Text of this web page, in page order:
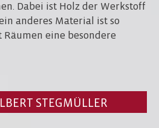
Dabei ist Holz der Werkstoff
anderes Material ist so
eine besondere
STEGMÜLLER